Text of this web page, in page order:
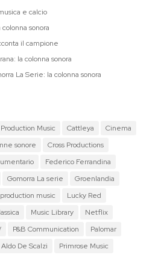
e calcio
sonora
il campione
la colonna sonora
La Serie: la colonna sonora
Music Cattleya
Cinema
sonore
Cross Productions
Federico Ferrandina
Gomorra La serie
Groenlandia
music
Lucky Red
Music Library
Netflix
P&B Communication
Palomar
De Scalzi
Primrose Music